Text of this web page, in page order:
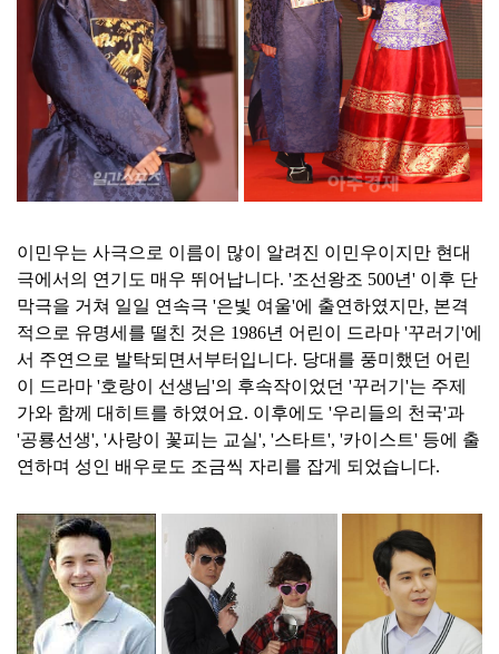
이민우는 사극으로 이름이 많이 알려진 이민우이지만 현대
극에서의 연기도 매우 뛰어납니다. '조선왕조 500년' 이후 단
막극을 거쳐 일일 연속극 '은빛 여울'에 출연하였지만, 본격
적으로 유명세를 떨친 것은 1986년 어린이 드라마 '꾸러기'에
서 주연으로 발탁되면서부터입니다. 당대를 풍미했던 어린
이 드라마 '호랑이 선생님'의 후속작이었던 '꾸러기'는 주제
가와 함께 대히트를 하였어요. 이후에도 '우리들의 천국'과
'공룡선생', '사랑이 꽃피는 교실', '스타트', '카이스트' 등에 출
연하며 성인 배우로도 조금씩 자리를 잡게 되었습니다.